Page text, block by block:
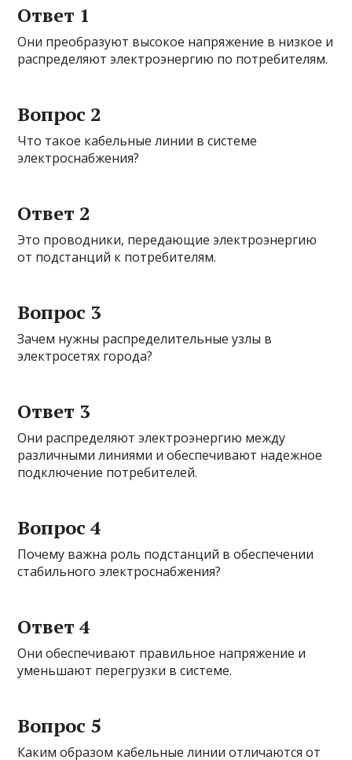
Ответ 1
Они преобразуют высокое напряжение в низкое и
распределяют электроэнергию по потребителям.
Вопрос 2
Что такое кабельные линии в системе
электроснабжения?
Ответ 2
Это проводники, передающие электроэнергию
от подстанций к потребителям.
Вопрос 3
Зачем нужны распределительные узлы в
электросетях города?
Ответ 3
Они распределяют электроэнергию между
различными линиями и обеспечивают надежное
подключение потребителей.
Вопрос 4
Почему важна роль подстанций в обеспечении
стабильного электроснабжения?
Ответ 4
Они обеспечивают правильное напряжение и
уменьшают перегрузки в системе.
Вопрос 5
Каким образом кабельные линии отличаются от